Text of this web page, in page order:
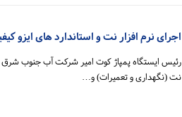
اجرای نرم افزار نت و استاندارد های ایزو
رئیس ایستگاه پمپاژ کوت امیر شرکت آب جنوب شرق
نت (نگهداری و تعمیرات) و…